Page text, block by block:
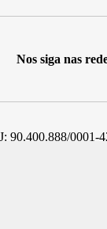
Nos siga nas
90.400.888/0001-